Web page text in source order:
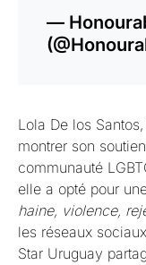
—
Lola De los
montrer son
communauté
elle a opté pour
haine, violence,
les réseaux
Star Uruguay